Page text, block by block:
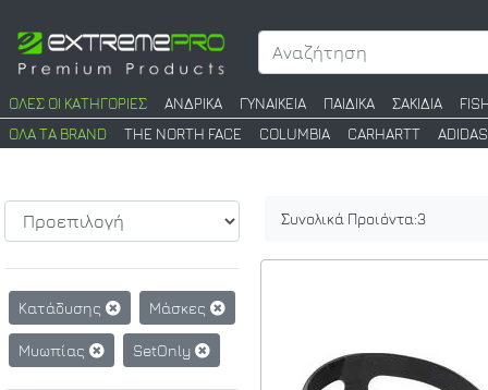
ΟΛΕΣ ΟΙ ΚΑΤΗΓΟΡΙΕΣ ΑΝΔΡΙΚΑ ΓΥΝΑΙΚΕΙΑ ΠΑΙΔΙΚΑ ΣΑΚΙΔΙΑ
ΟΛΑ ΤΑ BRAND
THE NORTH FACE COLUMBIA CARHARTT ADIDAS
Κατάδυσης Μάσκες
Μυωπίας SetOnly
Συνολικά Προιόντα:3